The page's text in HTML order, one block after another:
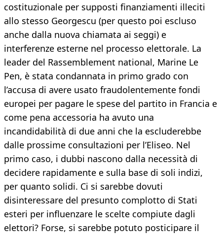
costituzionale per supposti finanziamenti illeciti
allo stesso Georgescu (per questo poi escluso
anche dalla nuova chiamata ai seggi) e
interferenze esterne nel processo elettorale. La
leader del Rassemblement national, Marine Le
Pen, è stata condannata in primo grado con
l’accusa di avere usato fraudolentemente fondi
europei per pagare le spese del partito in Francia e
come pena accessoria ha avuto una
incandidabilità di due anni che la escluderebbe
dalle prossime consultazioni per l’Eliseo. Nel
primo caso, i dubbi nascono dalla necessità di
decidere rapidamente e sulla base di soli indizi,
per quanto solidi. Ci si sarebbe dovuti
disinteressare del presunto complotto di Stati
esteri per influenzare le scelte compiute dagli
elettori? Forse, si sarebbe potuto posticipare il